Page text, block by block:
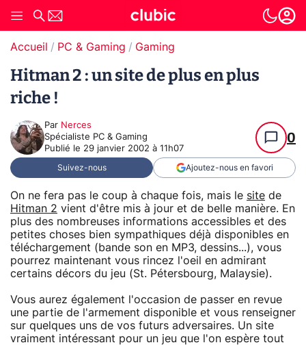
Accueil PC & Gaming Gaming
Hitman 2 : un site de plus en plus
riche !
Par Nerces
Spécialiste PC & Gaming
Publié le 29 janvier 2002 à 11h07
0
Suivez-nous Ajoutez-nous en favori
On ne fera pas le coup à chaque fois, mais le site de
Hitman 2 vient d'être mis à jour et de belle manière. En
plus des nombreuses informations accessibles et des
petites choses bien sympathiques déjà disponibles en
téléchargement (bande son en MP3, dessins...), vous
pourrez maintenant vous rincez l'oeil en admirant
certains décors du jeu (St. Pétersbourg, Malaysie).
Vous aurez également l'occasion de passer en revue
une partie de l'armement disponible et vous renseigner
sur quelques uns de vos futurs adversaires. Un site
vraiment intéressant pour un jeu que l'on espère tout